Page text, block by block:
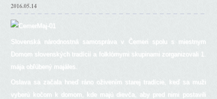
2016.05.14
Slovenská národnostná samospráva v Čemeri spolu s miestnym
Domom slovenských tradícií a folklórnymi skupinami zorganizovali 1.
mája obľúbený majáles.
Oslava sa začala hneď ráno oživením starej tradície, keď sa muži
vyberú kočom k domom, kde majú dievča, aby pred nimi postavili